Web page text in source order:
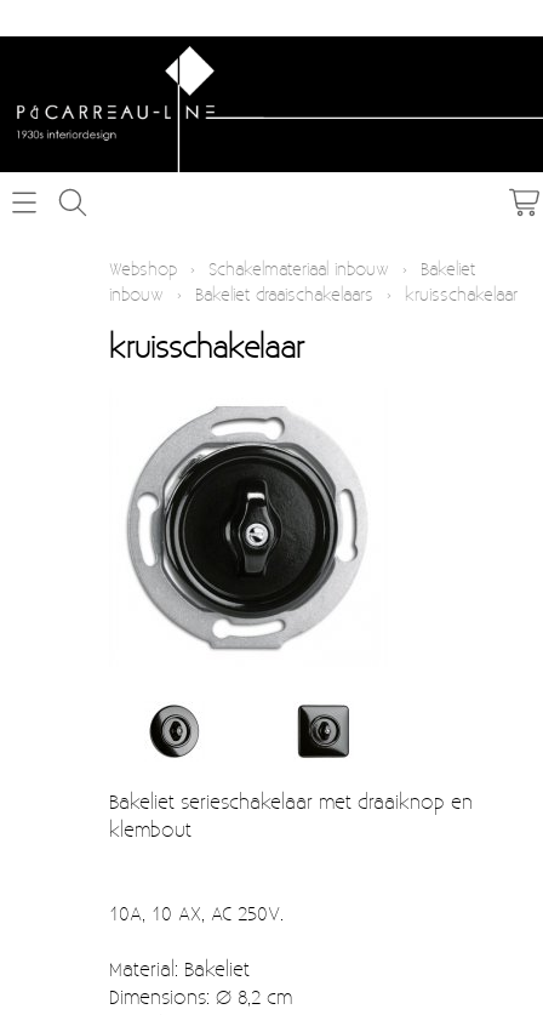
Schakelmateriaal opbouw
Verlichting
Textielkabel
Deur- en raambeslag
Kapstokken & Haken
Meubelgrepen
Voorraadbakjes
Kastinrichting
Keuken accessoires
Smeg 50s klein elektro
Afvalemmers
Verzendkosten
Webshop › Schakelmateriaal inbouw ›
Bakeliet
inbouw
› Bakeliet draaischakelaars › kruisschakelaar
kruisschakelaar
Bakeliet serieschakelaar met draaiknop en
klembout
10A, 10 AX, AC 250V.
Material: Bakeliet
Dimensions: Ø 8,2 cm